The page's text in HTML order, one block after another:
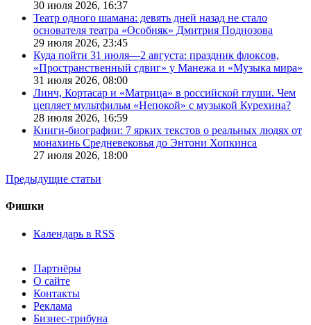
30 июля 2026, 16:37
Театр одного шамана: девять дней назад не стало
основателя театра «Особняк» Дмитрия Поднозова
29 июля 2026, 23:45
Куда пойти 31 июля—2 августа: праздник флоксов,
«Пространственный сдвиг» у Манежа и «Музыка мира»
31 июля 2026, 08:00
Линч, Кортасар и «Матрица» в российской глуши. Чем
цепляет мультфильм «Непокой» с музыкой Курехина?
28 июля 2026, 16:59
Книги-биографии: 7 ярких текстов о реальных людях от
монахинь Средневековья до Энтони Хопкинса
27 июля 2026, 18:00
Предыдущие статьи
Фишки
Календарь в RSS
Партнёры
О сайте
Контакты
Реклама
Бизнес-трибуна